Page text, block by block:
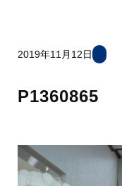
2019年11月12日
P1360865